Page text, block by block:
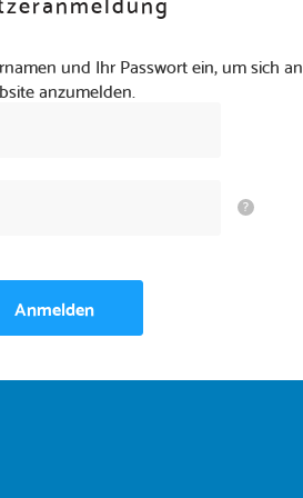
und Ihr Passwort ein, um sich
anzumelden.
?